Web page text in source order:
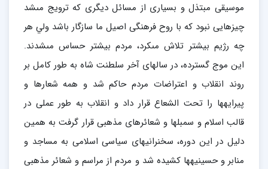
موسيقى مبتذل و بسيارى از مسائل ديگرى كه ترويج مى‏شد
چيزهايى نبود كه با روح فرهنگى اصيل ما سازگار باشد ولي هر
چه رژيم بيشتر تلاش مى‏كرد، مردم بيشتر حساس مى‏شدند.
اين موج گسترده، در سالهاى آخر سلطنت شاه به طور كامل بر
روند انقلاب و اعتراضات مردم حاكم شد و همه شعارها و
پيرايه‏ها را تحت الشعاع قرار داد و انقلاب به طور عملى در
قالب اسلام و سمبلها و شعائرهاى مذهبى قرار گرفت به همين
دليل در اين دوره، سخنرانيهاى سياسى اسلامى به مساجد و
منابر و حسينيه‏ها كشيده شد و مردم از مراسم و شعائر مذهبى